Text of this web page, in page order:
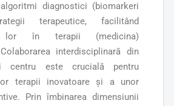
diagnostici (biomarkeri
terapeutice, facilitând
lor în terapii (medicina)
interdisciplinară din
centru este crucială pentru
terapii inovatoare și a unor
Prin îmbinarea dimensiunii